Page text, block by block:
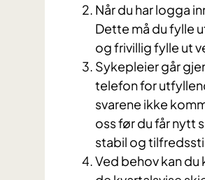
Når du har logga
Dette må du fylle
og frivillig fylle ut
Sykepleier går
telefon for
svarene ikke
oss før du får nytt
stabil og
Ved behov kan